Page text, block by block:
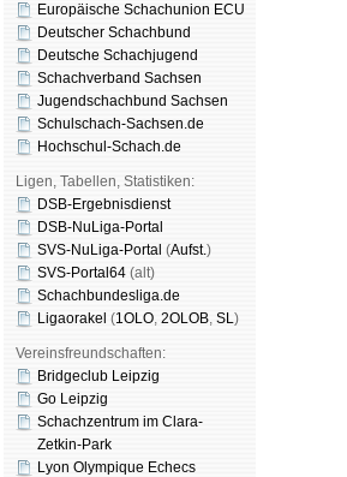
Europäische Schachunion ECU
Deutscher Schachbund
Deutsche Schachjugend
Schachverband Sachsen
Jugendschachbund Sachsen
Schulschach-Sachsen.de
Hochschul-Schach.de
Ligen, Tabellen, Statistiken:
DSB-Ergebnisdienst
DSB-NuLiga-Portal
SVS-NuLiga-Portal (Aufst.)
SVS-Portal64 (alt)
Schachbundesliga.de
Ligaorakel (1OLO, 2OLOB, SL)
Vereinsfreundschaften:
Bridgeclub Leipzig
Go Leipzig
Schachzentrum im Clara-
Zetkin-Park
Lyon Olympique Echecs